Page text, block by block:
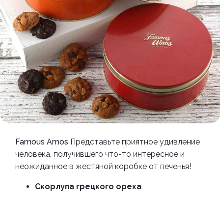
Famous Amos Представьте приятное удивление
человека, получившего что-то интересное и
неожиданное в жестяной коробке от печенья!
Скорлупа грецкого ореха